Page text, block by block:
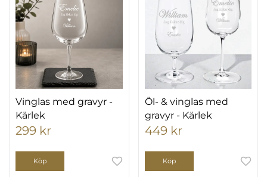
Vinglas med gravyr -
Kärlek
299 kr
Köp
Öl- & vinglas med
gravyr - Kärlek
449 kr
Köp